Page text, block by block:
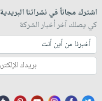
اشترك مجاناً في نشراتنا البريدية
كي يصلك آخر أخبار الشركة